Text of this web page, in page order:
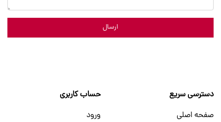
ارسال
دسترسی سریع
صفحه اصلی
حساب کاربری
ورود